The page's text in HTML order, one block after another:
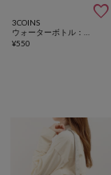

3COINS
¥550